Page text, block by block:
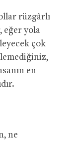
rüzgârlı
eğer yola
çok
en
ne